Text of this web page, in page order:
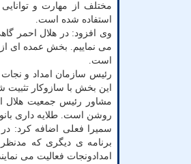
مختلف از مهارت و
استفاده شده است.
وی افزود: در هلال احمر
می نماییم. بخش عمده ای از
است.
رئیس سازمان امداد و
این بخش با سازوکار تثبیت
مشاور رئیس جمعیت هلال
روشن است. طلایه داری
سمیرا فعلی اضافه کرد: در
برنامه ی دیگری که
امدادونجات فعالیت می